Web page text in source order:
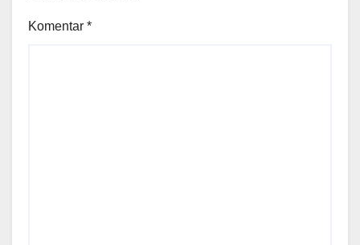
Komentar *